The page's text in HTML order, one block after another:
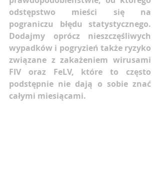
odstępstwo mieści się na
pograniczu błędu statystycznego.
Dodajmy oprócz nieszczęśliwych
wypadków i pogryzień także ryzyko
związane z zakażeniem wirusami
FIV oraz FeLV, które to często
podstępnie nie dają o sobie znać
całymi miesiącami.